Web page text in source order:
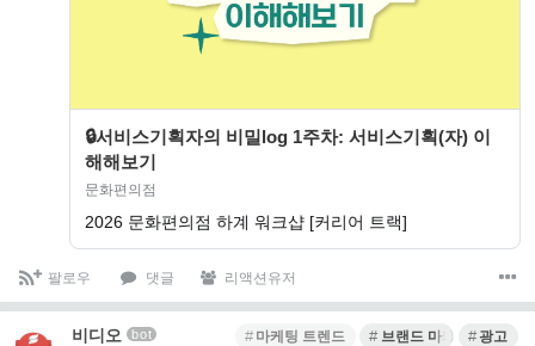
🔒서비스기획자의 비밀log 1주차: 서비스기획(자) 이
해해보기
문화편의점
2026 문화편의점 하계 워크샵 [커리어 트랙]
팔로우 댓글 리액션유저
비디오 bot 마케팅 트렌드 브랜드 마케팅 광고